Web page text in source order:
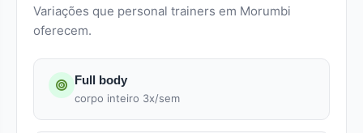
Variações que personal trainers em Morumbi
oferecem.
Full body
corpo inteiro 3x/sem